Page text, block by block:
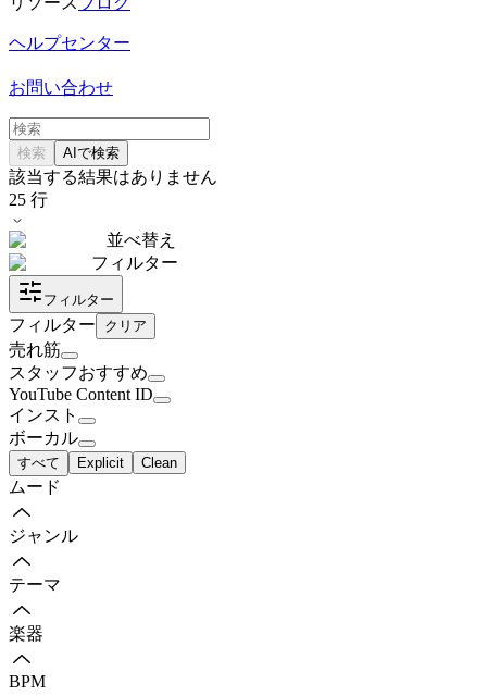
ヘルプセンター
お問い合わせ
検索 AIで検索
該当する結果はありません
25 行
並べ替え
フィルター
フィルター
フィルター クリア
売れ筋
スタッフおすすめ
YouTube Content ID
インスト
ボーカル
すべて Explicit Clean
ムード
ジャンル
テーマ
楽器
BPM